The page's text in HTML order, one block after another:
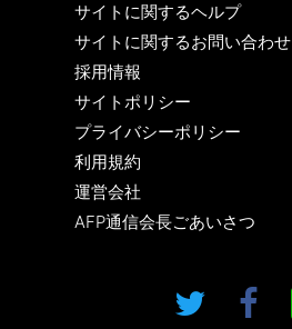
サイトに関するヘルプ
サイトに関するお問い合わせ
採用情報
サイトポリシー
プライバシーポリシー
利用規約
運営会社
AFP通信会長ごあいさつ